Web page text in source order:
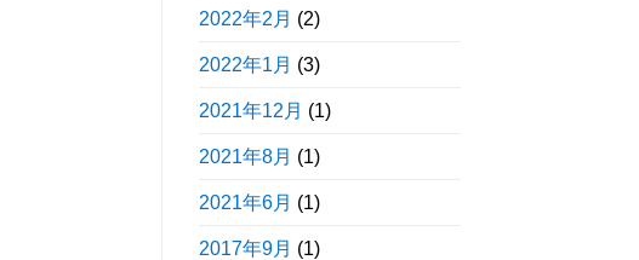
2022年2月 (2)
2022年1月 (3)
2021年12月 (1)
2021年8月 (1)
2021年6月 (1)
2017年9月 (1)